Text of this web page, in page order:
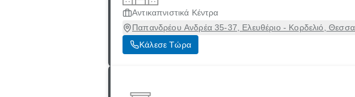
Αντικαπνιστικά Κέντρα
Παπανδρέου Ανδρέα 35-37, Ελευθέριο - Κορδελιό,
Κάλεσε Τώρα